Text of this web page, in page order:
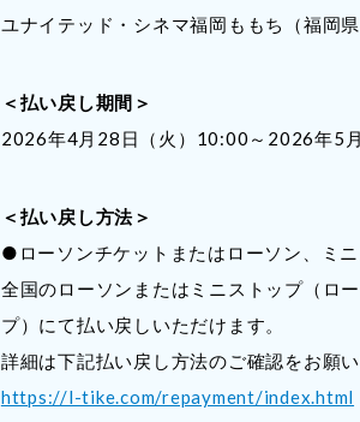
ユナイテッド・シネマ福岡ももち（福岡県
＜払い戻し期間＞
2026年4月28日（火）10:00～2026年5
＜払い戻し方法＞
●ローソンチケットまたはローソン、ミ
全国のローソンまたはミニストップ（ロ
プ）にて払い戻しいただけます。
詳細は下記払い戻し方法のご確認をお願い
https://l-tike.com/repayment/index.html